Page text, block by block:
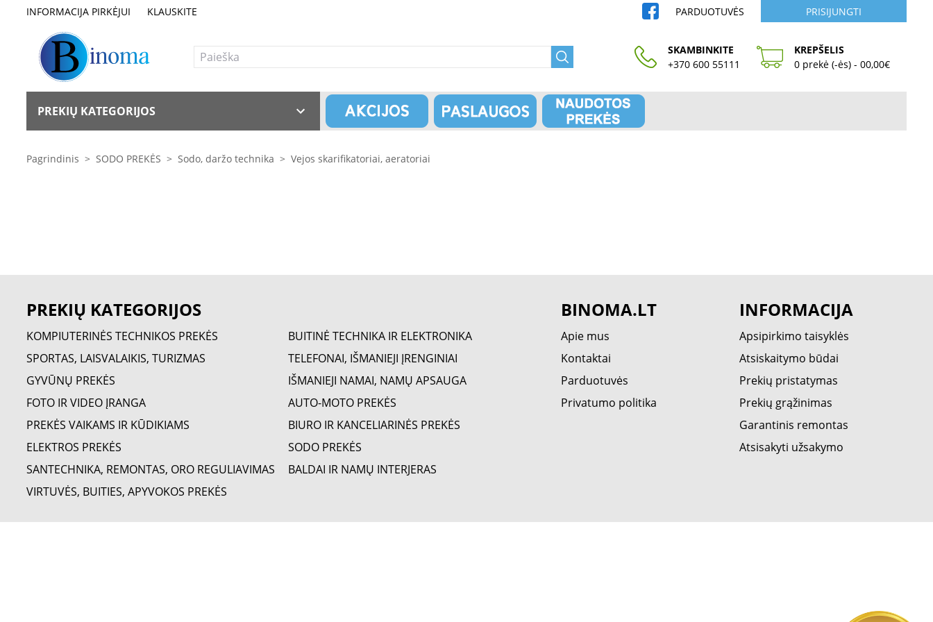
INFORMACIJA PIRKĖJUI KLAUSKITE PARDUOTUVĖS PRISIJUNGTI
SKAMBINKITE
+370 600 55111
KREPŠELIS
0 prekė (-ės) - 00,00€
PREKIŲ KATEGORIJOS
Pagrindinis > SODO PREKĖS > Sodo, daržo technika > Vejos skarifikatoriai, aeratoriai
PREKIŲ KATEGORIJOS
KOMPIUTERINĖS TECHNIKOS PREKĖS
BUITINĖ TECHNIKA IR ELEKTRONIKA
SPORTAS, LAISVALAIKIS, TURIZMAS
TELEFONAI, IŠMANIEJI ĮRENGINIAI
GYVŪNŲ PREKĖS
IŠMANIEJI NAMAI, NAMŲ APSAUGA
SANTECHNIKA, REMONTAS, ORO REGULIAVIMAS
FOTO IR VIDEO ĮRANGA
AUTO-MOTO PREKĖS
PREKĖS VAIKAMS IR KŪDIKIAMS
BIURO IR KANCELIARINĖS PREKĖS
ELEKTROS PREKĖS
SODO PREKĖS
BALDAI IR NAMŲ INTERJERAS
VIRTUVĖS, BUITIES, APYVOKOS PREKĖS
BINOMA.LT
Apie mus
Kontaktai
Parduotuvės
Privatumo politika
INFORMACIJA
Apsipirkimo taisyklės
Atsiskaitymo būdai
Prekių pristatymas
Prekių grąžinimas
Garantinis remontas
Atsisakyti užsakymo